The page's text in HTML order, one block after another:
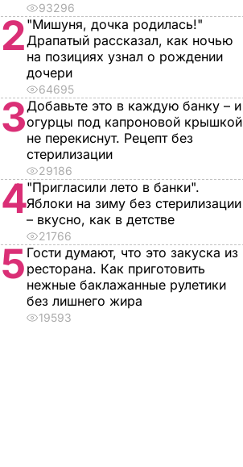
93296
2 "Мишуня, дочка родилась!"
Драпатый рассказал, как ночью
на позициях узнал о рождении
дочери
64695
3Добавьте это в каждую банку – и
огурцы под капроновой крышкой
не перекиснут. Рецепт без
стерилизации
29186
4"Пригласили лето в банки".
Яблоки на зиму без стерилизации
– вкусно, как в детстве
21766
5 Гости думают, что это закуска из
ресторана. Как приготовить
нежные баклажанные рулетики
без лишнего жира
19593